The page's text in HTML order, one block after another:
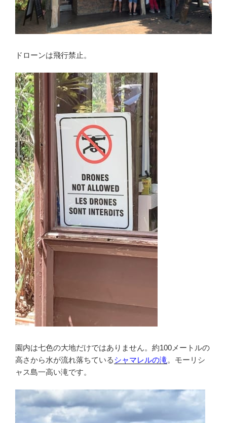
ドローンは飛行禁止。
園内は七色の大地だけではありません。約100メートルの
高さから水が流れ落ちているシャマレルの滝。モーリシ
ャス島一高い滝です。